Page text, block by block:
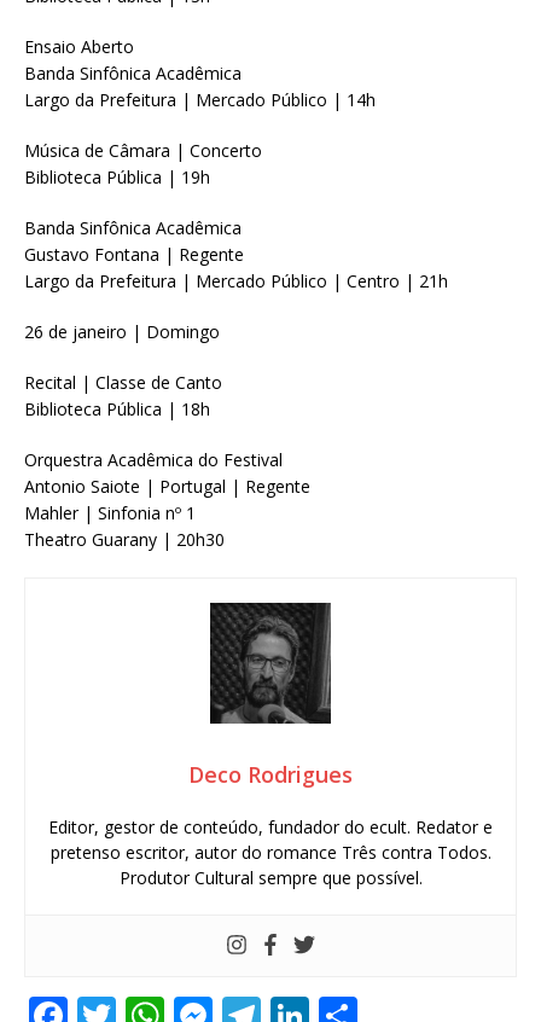
Ensaio Aberto
Banda Sinfônica Acadêmica
Largo da Prefeitura | Mercado Público | 14h
Música de Câmara | Concerto
Biblioteca Pública | 19h
Banda Sinfônica Acadêmica
Gustavo Fontana | Regente
Largo da Prefeitura | Mercado Público | Centro | 21h
26 de janeiro | Domingo
Recital | Classe de Canto
Biblioteca Pública | 18h
Orquestra Acadêmica do Festival
Antonio Saiote | Portugal | Regente
Mahler | Sinfonia nº 1
Theatro Guarany | 20h30
Deco Rodrigues
Editor, gestor de conteúdo, fundador do ecult. Redator e
pretenso escritor, autor do romance Três contra Todos.
Produtor Cultural sempre que possível.